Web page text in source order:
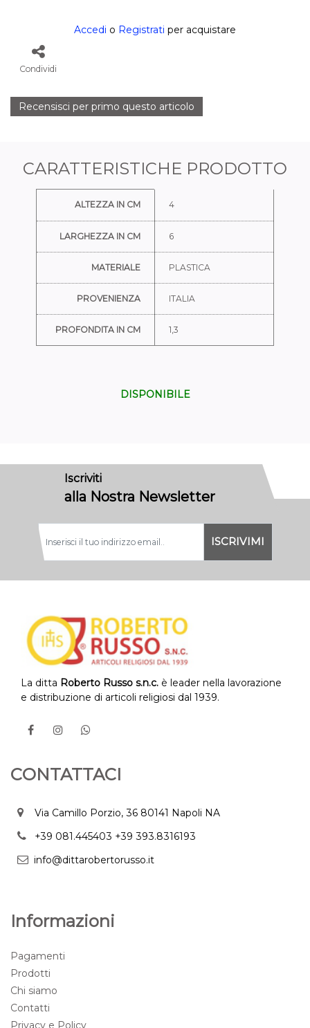
Accedi o Registrati per acquistare
Condividi
Recensisci per primo questo articolo
CARATTERISTICHE PRODOTTO
ALTEZZA IN CM 4
LARGHEZZA IN CM 6
MATERIALE PLASTICA
PROVENIENZA ITALIA
PROFONDITA IN CM 1,3
DISPONIBILE
Iscriviti
alla Nostra Newsletter
La ditta Roberto Russo s.n.c. è leader nella lavorazione
e distribuzione di articoli religiosi dal 1939.
CONTATTACI
Via Camillo Porzio, 36 80141 Napoli NA
+39 081.445403 +39 393.8316193
info@dittarobertorusso.it
Informazioni
Pagamenti
Prodotti
Chi siamo
Contatti
Privacy e Policy